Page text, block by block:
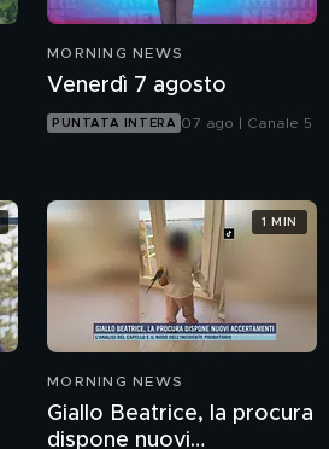
MORNING NEWS
Venerdì 7 agosto
PUNTATA INTERA 07 ago | Canale 5
MORNING NEWS
Giallo Beatrice, la procura
dispone nuovi
1 MIN